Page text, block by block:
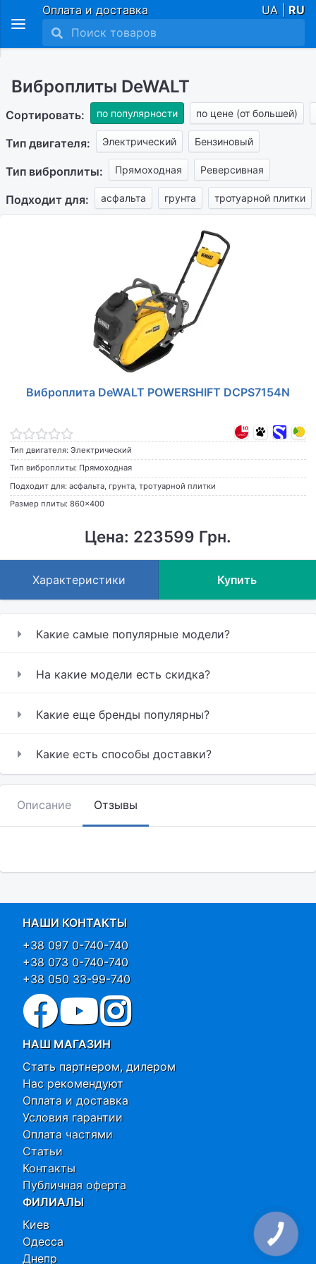
Оплата и доставка UA | RU
Виброплиты DeWALT
Сортировать: по популярности по цене (от большей)
Тип двигателя: Электрический Бензиновый
Тип виброплиты: Прямоходная Реверсивная
Подходит для: асфальта грунта тротуарной плитки
Виброплита DeWALT POWERSHIFT DCPS7154N
Тип двигателя: Электрический
Тип виброплиты: Прямоходная
Подходит для: асфальта, грунта, тротуарной плитки
Размер плиты: 860×400
Цена: 223599 Грн.
Характеристики Купить
Какие самые популярные модели?
На какие модели есть скидка?
Какие еще бренды популярны?
Какие есть способы доставки?
Описание Отзывы
НАШИ КОНТАКТЫ
+38 097 0-740-740
+38 073 0-740-740
+38 050 33-99-740
НАШ МАГАЗИН
Стать партнером, дилером
Нас рекомендуют
Оплата и доставка
Условия гарантии
Оплата частями
Статьи
Контакты
Публичная оферта
ФИЛИАЛЫ
Киев
Одесса
Днепр